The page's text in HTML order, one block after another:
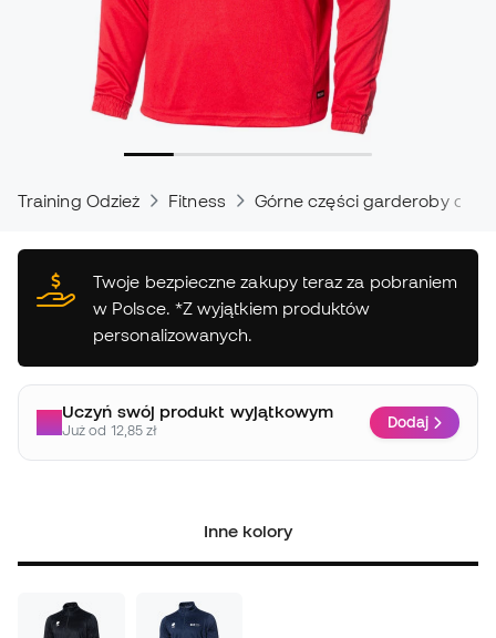
Training Odzież Fitness Górne części garderoby do
Twoje bezpieczne zakupy teraz za pobraniem
w Polsce. *Z wyjątkiem produktów
personalizowanych.
Uczyń swój produkt wyjątkowym
Już od 12,85 zł Dodaj
Inne kolory